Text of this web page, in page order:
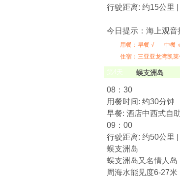
行驶距离: 约15公里
今日提示：海上观音
用餐： 早餐 √ 中餐
住宿：三亚亚龙湾凯
第4天 蜈支洲岛
08：30
用餐时间: 约30分钟
早餐: 酒店中西式自
09：00
行驶距离: 约50公里
蜈支洲岛
蜈支洲岛又名情人
周海水能见度6-27